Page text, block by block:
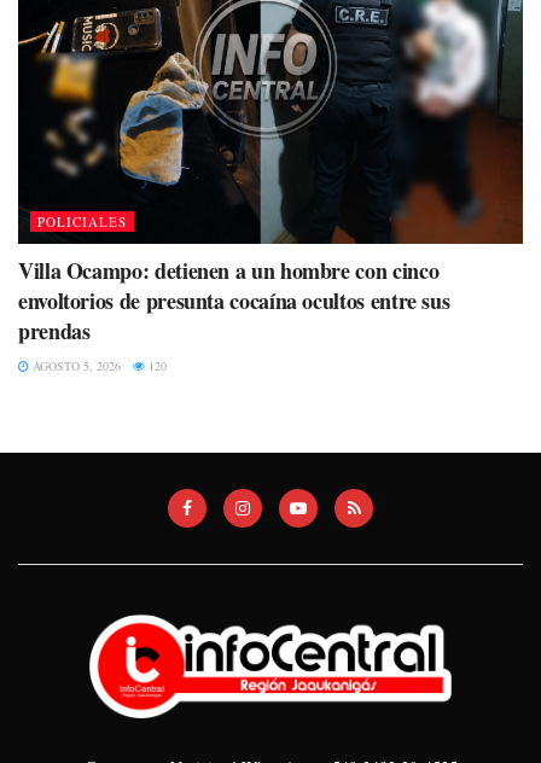
POLICIALES
Villa Ocampo: detienen a un hombre con cinco
envoltorios de presunta cocaína ocultos entre sus
prendas
AGOSTO 5, 2026 120